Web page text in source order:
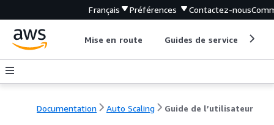
Français Préférences Contactez-nous
Mise en route Guides de service
Documentation Auto Scaling Guide de l’utilisateur